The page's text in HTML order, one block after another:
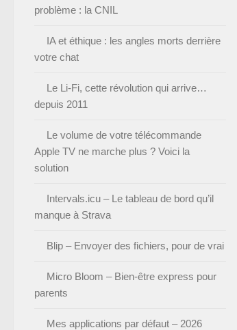
problème : la CNIL
IA et éthique : les angles morts derrière
votre chat
Le Li-Fi, cette révolution qui arrive…
depuis 2011
Le volume de votre télécommande
Apple TV ne marche plus ? Voici la
solution
Intervals.icu – Le tableau de bord qu’il
manque à Strava
Blip – Envoyer des fichiers, pour de vrai
Micro Bloom – Bien-être express pour
parents
Mes applications par défaut – 2026